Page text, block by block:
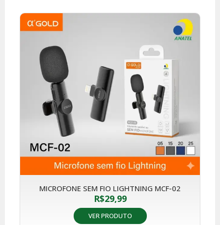
MICROFONE SEM FIO LIGHTNING MCF-02
R$29,99
VER PRODUTO